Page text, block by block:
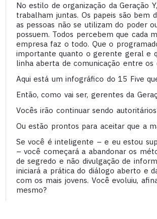
No estilo de organização da Geração
trabalham juntas. Os papeis são bem
as pessoas não se utilizam do poder
possuem. Todos percebem que cada
empresa faz o todo. Que o
importante quanto o gerente geral e
linha aberta de comunicação entre os
Aqui está um infográfico do 15 Five
Então, como vai ser, gerentes da
Vocês irão continuar sendo
Ou estão prontos para aceitar que a
Se você é inteligente – e eu estou
– você começará a abandonar os
de segredo e não divulgação de
iniciará a prática do diálogo aberto e
com os mais jovens. Você evoluiu,
mesmo?